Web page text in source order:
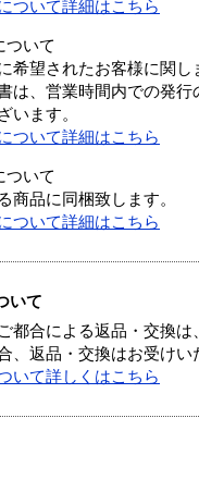
ついて詳細はこちら
ついて
希望されたお客様に関し
は、営業時間内での発
います。
ついて詳細はこちら
ついて
商品に同梱致します。
ついて詳細はこちら
いて
都合による返品・交換
、返品・交換はお受けい
いて詳しくはこちら